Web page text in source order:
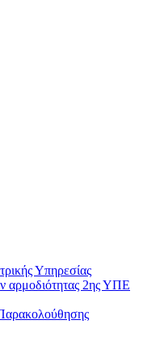
Υπηρεσίας
αρμοδιότητας 2ης ΥΠΕ